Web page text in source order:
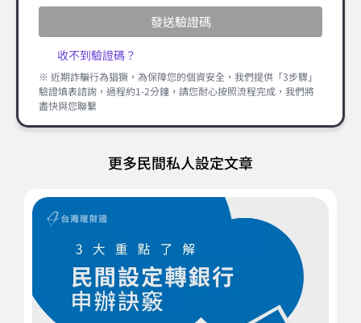
發送驗證碼
收不到驗證碼？
※ 近期詐騙行為猖獗，為保障您的個資安全，我們提供「3步驟」
驗證填表諮詢，過程約1-2分鐘，請您耐心按照流程完成，我們將
盡快與您聯繫
更多民間私人設定文章